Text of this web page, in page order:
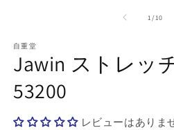
で
メ
デ
ィ
ア
を
1/の
10
自重堂
Jawin ストレッ
53200
レビューはありま